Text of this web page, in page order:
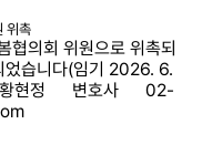
위촉
협의회 위원으로 위촉되
었습니다(임기 2026. 6.
현정 변호사 02-